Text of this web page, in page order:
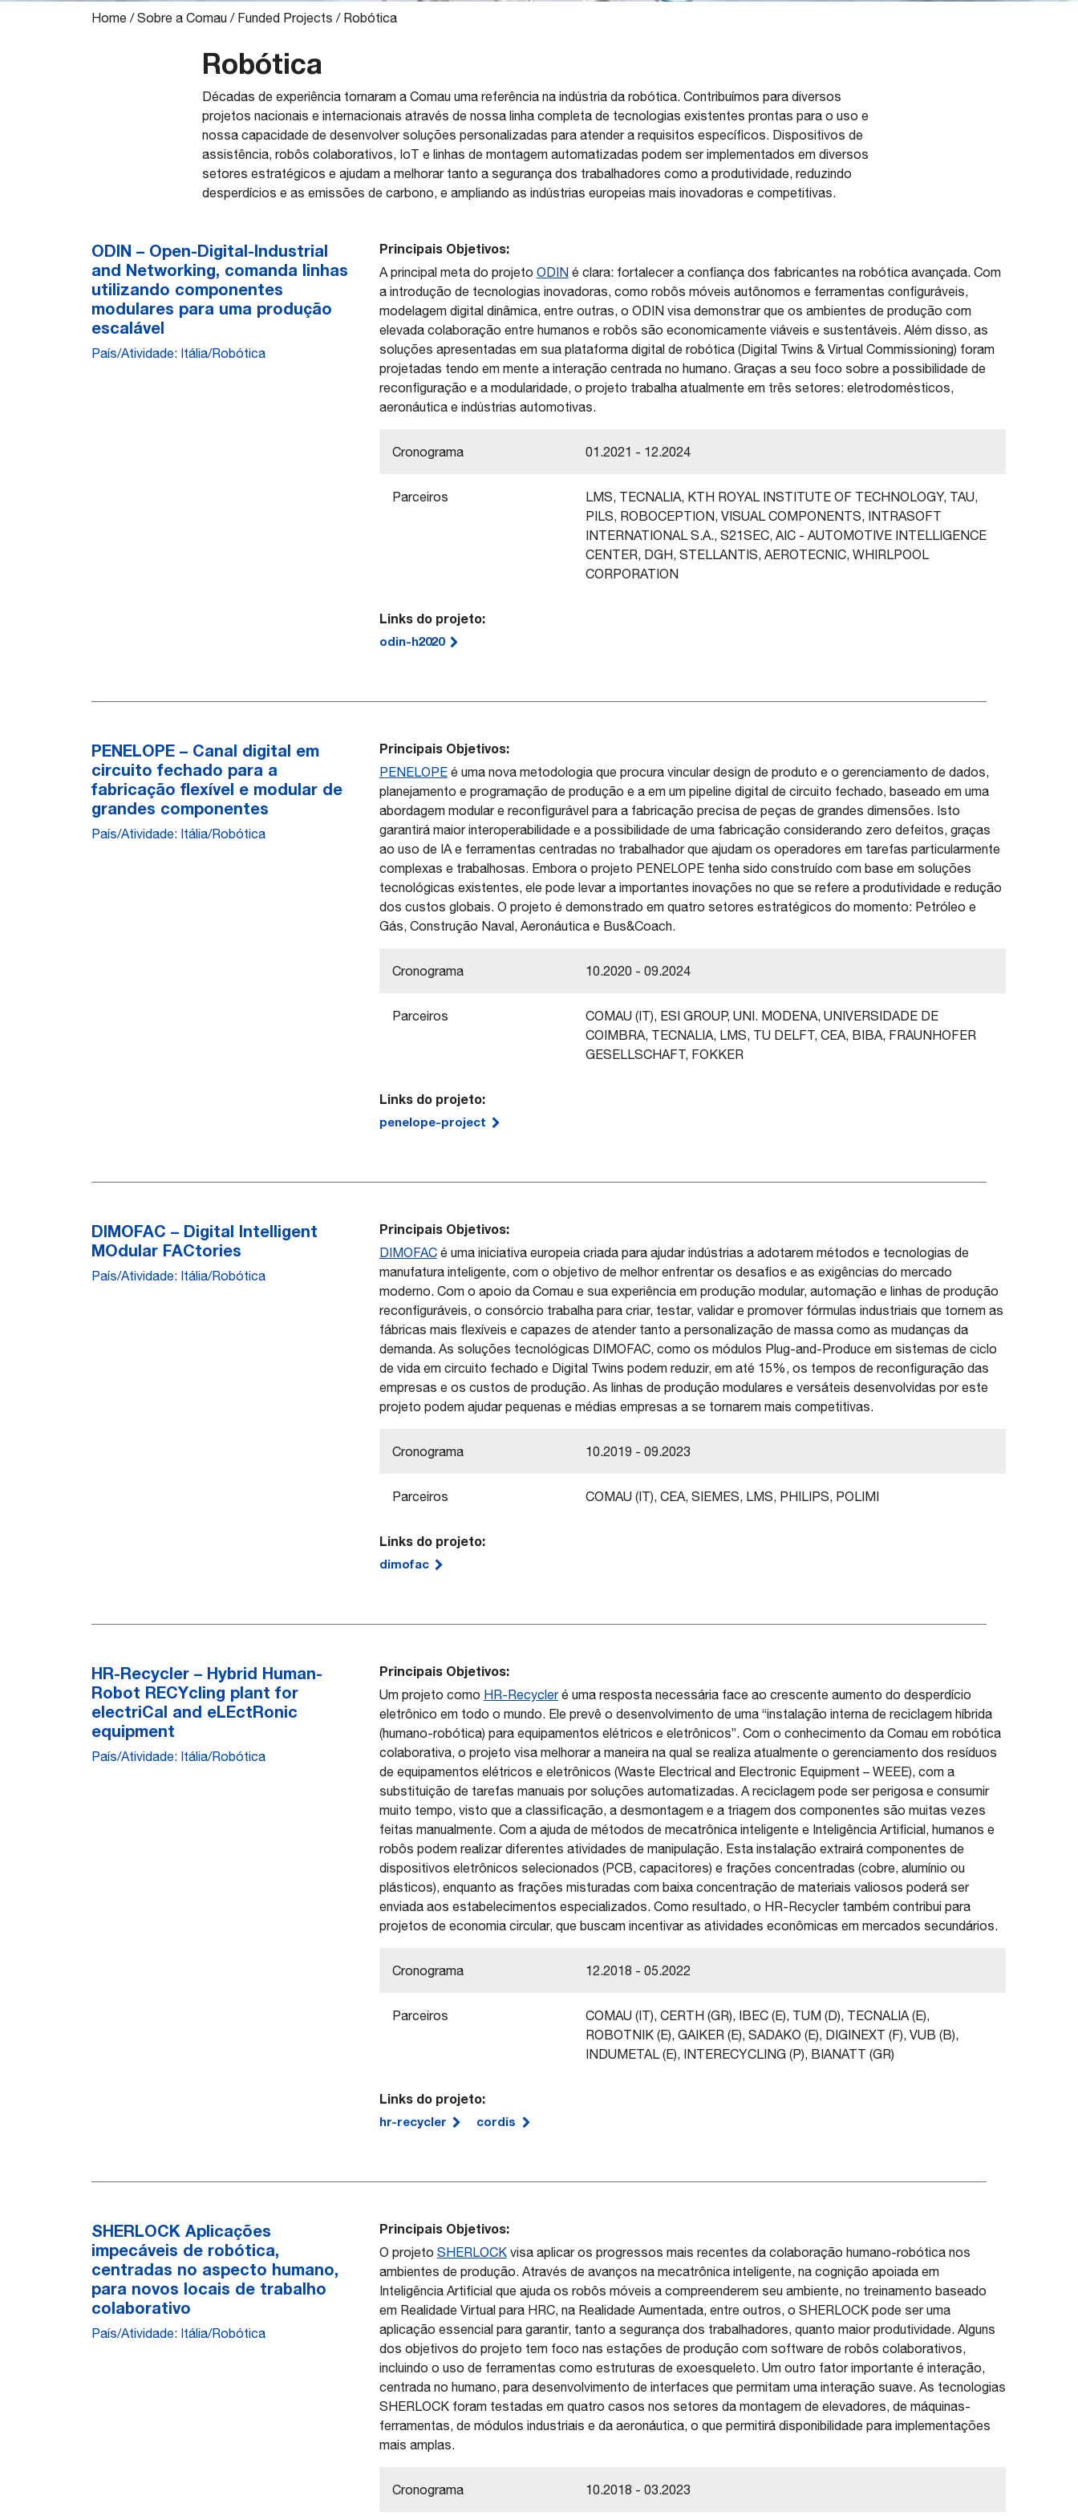
Home /Sobre a Comau / Funded Projects / Robótica
Robótica
Décadas de experiência tornaram a Comau uma referência na indústria da robótica. Contribuímos para diversos
projetos nacionais e internacionais através de nossa linha completa de tecnologias existentes prontas para o uso e
nossa capacidade de desenvolver soluções personalizadas para atender a requisitos específicos. Dispositivos de
assistência, robôs colaborativos, IoT e linhas de montagem automatizadas podem ser implementados em diversos
setores estratégicos e ajudam a melhorar tanto a segurança dos trabalhadores como a produtividade, reduzindo
desperdícios e as emissões de carbono, e ampliando as indústrias europeias mais inovadoras e competitivas.
ODIN – Open-Digital-Industrial
and Networking, comanda linhas
utilizando componentes
modulares para uma produção
escalável
País/Atividade: Itália/Robótica
Principais Objetivos:
A principal meta do projeto ODINé clara: fortalecer a confiança dos fabricantes na robótica avançada. Com
a introdução de tecnologias inovadoras, como robôs móveis autônomos e ferramentas configuráveis,
modelagem digital dinâmica, entre outras, o ODIN visa demonstrar que os ambientes de produção com
elevada colaboração entre humanos e robôs são economicamente viáveis e sustentáveis. Além disso, as
soluções apresentadas em sua plataforma digital de robótica (Digital Twins & Virtual Commissioning) foram
projetadas tendo em mente a interação centrada no humano. Graças a seu foco sobre a possibilidade de
reconfiguração e a modularidade, o projeto trabalha atualmente em três setores: eletrodomésticos,
aeronáutica e indústrias automotivas.
Cronograma 01.2021 - 12.2024
Parceiros
LMS, TECNALIA, KTH ROYAL INSTITUTE OF TECHNOLOGY, TAU,
PILS, ROBOCEPTION, VISUAL COMPONENTS, INTRASOFT
INTERNATIONAL S.A., S21SEC, AIC - AUTOMOTIVE INTELLIGENCE
CENTER, DGH, STELLANTIS, AEROTECNIC, WHIRLPOOL
CORPORATION
Links do projeto:
odin-h2020
PENELOPE – Canal digital em
circuito fechado para a
fabricação flexível e modular de
grandes componentes
País/Atividade: Itália/Robótica
Principais Objetivos:
PENELOPEé uma nova metodologia que procura vincular design de produto e o gerenciamento de dados,
planejamento e programação de produção e a em um pipeline digital de circuito fechado, baseado em uma
abordagem modular e reconfigurável para a fabricação precisa de peças de grandes dimensões. Isto
garantirá maior interoperabilidade e a possibilidade de uma fabricação considerando zero defeitos, graças
ao uso de IA e ferramentas centradas no trabalhador que ajudam os operadores em tarefas particularmente
complexas e trabalhosas. Embora o projeto PENELOPE tenha sido construído com base em soluções
tecnológicas existentes, ele pode levar a importantes inovações no que se refere a produtividade e redução
dos custos globais. O projeto é demonstrado em quatro setores estratégicos do momento: Petróleo e
Gás, Construção Naval, Aeronáutica e Bus&Coach.
Cronograma 10.2020 - 09.2024
Parceiros
COMAU (IT), ESI GROUP, UNI. MODENA, UNIVERSIDADE DE
COIMBRA, TECNALIA, LMS, TU DELFT, CEA, BIBA, FRAUNHOFER
GESELLSCHAFT, FOKKER
Links do projeto:
penelope-project
DIMOFAC – Digital Intelligent
MOdular FACtories
País/Atividade: Itália/Robótica
Principais Objetivos:
DIMOFACé uma iniciativa europeia criada para ajudar indústrias a adotarem métodos e tecnologias de
manufatura inteligente, com o objetivo de melhor enfrentar os desafios e as exigências do mercado
moderno. Com o apoio da Comau e sua experiência em produção modular, automação e linhas de produção
reconfiguráveis, o consórcio trabalha para criar, testar, validar e promover fórmulas industriais que tornem as
fábricas mais flexíveis e capazes de atender tanto a personalização de massa como as mudanças da
demanda. As soluções tecnológicas DIMOFAC, como os módulos Plug-and-Produce em sistemas de ciclo
de vida em circuito fechado e Digital Twins podem reduzir, em até 15%, os tempos de reconfiguração das
empresas e os custos de produção. As linhas de produção modulares e versáteis desenvolvidas por este
projeto podem ajudar pequenas e médias empresas a se tornarem mais competitivas.
Cronograma 10.2019 - 09.2023
Parceiros COMAU (IT), CEA, SIEMES, LMS, PHILIPS, POLIMI
Links do projeto:
dimofac
HR-Recycler – Hybrid Human-
Robot RECYcling plant for
electriCal and eLEctRonic
equipment
País/Atividade: Itália/Robótica
Principais Objetivos:
Um projeto como HR-Recycleré uma resposta necessária face ao crescente aumento do desperdício
eletrônico em todo o mundo. Ele prevê o desenvolvimento de uma “instalação interna de reciclagem híbrida
(humano-robótica) para equipamentos elétricos e eletrônicos”. Com o conhecimento da Comau em robótica
colaborativa, o projeto visa melhorar a maneira na qual se realiza atualmente o gerenciamento dos resíduos
de equipamentos elétricos e eletrônicos (Waste Electrical and Electronic Equipment – WEEE), com a
substituição de tarefas manuais por soluções automatizadas. A reciclagem pode ser perigosa e consumir
muito tempo, visto que a classificação, a desmontagem e a triagem dos componentes são muitas vezes
feitas manualmente. Com a ajuda de métodos de mecatrônica inteligente e Inteligência Artificial, humanos e
robôs podem realizar diferentes atividades de manipulação. Esta instalação extrairá componentes de
dispositivos eletrônicos selecionados (PCB, capacitores) e frações concentradas (cobre, alumínio ou
plásticos), enquanto as frações misturadas com baixa concentração de materiais valiosos poderá ser
enviada aos estabelecimentos especializados. Como resultado, o HR-Recycler também contribui para
projetos de economia circular, que buscam incentivar as atividades econômicas em mercados secundários.
Cronograma 12.2018 - 05.2022
Parceiros
COMAU (IT), CERTH (GR), IBEC (E), TUM (D), TECNALIA (E),
ROBOTNIK (E), GAIKER (E), SADAKO (E), DIGINEXT (F), VUB (B),
INDUMETAL (E), INTERECYCLING (P), BIANATT (GR)
Links do projeto:
hr-recycler cordis
SHERLOCK Aplicações
impecáveis de robótica,
centradas no aspecto humano,
para novos locais de trabalho
colaborativo
País/Atividade: Itália/Robótica
Principais Objetivos:
O projeto SHERLOCKvisa aplicar os progressos mais recentes da colaboração humano-robótica nos
ambientes de produção. Através de avanços na mecatrônica inteligente, na cognição apoiada em
Inteligência Artificial que ajuda os robôs móveis a compreenderem seu ambiente, no treinamento baseado
em Realidade Virtual para HRC, na Realidade Aumentada, entre outros, o SHERLOCK pode ser uma
aplicação essencial para garantir, tanto a segurança dos trabalhadores, quanto maior produtividade. Alguns
dos objetivos do projeto tem foco nas estações de produção com software de robôs colaborativos,
incluindo o uso de ferramentas como estruturas de exoesqueleto. Um outro fator importante é interação,
centrada no humano, para desenvolvimento de interfaces que permitam uma interação suave. As tecnologias
SHERLOCK foram testadas em quatro casos nos setores da montagem de elevadores, de máquinas-
ferramentas, de módulos industriais e da aeronáutica, o que permitirá disponibilidade para implementações
mais amplas.
Cronograma 10.2018 - 03.2023